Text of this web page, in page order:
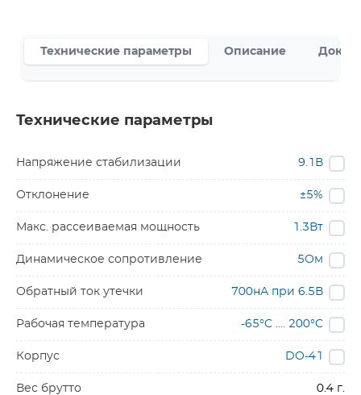
Технические параметры Описание
Технические параметры
Напряжение стабилизации 9.1В
Отклонение ±5%
Макс. рассеиваемая мощность 1.3Вт
Динамическое сопротивление 5Ом
Обратный ток утечки 700нА при 6.5В
Рабочая температура -65°C .... 200°C
Корпус DO-41
Вес брутто 0.4 г.